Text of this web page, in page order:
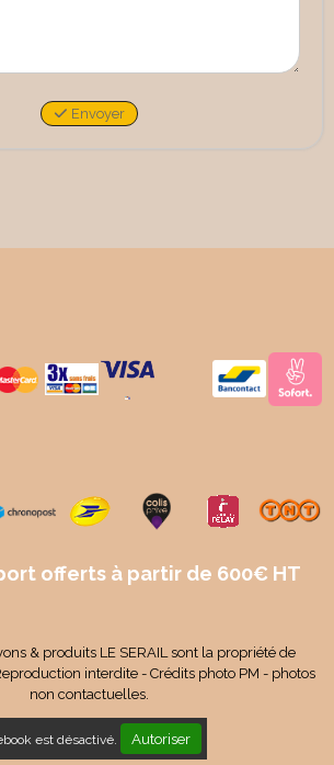
Envoyer
offerts à partir de 600€ HT
& produits LE SERAIL sont la propriété de
interdite - Crédits photo PM - photos
non contactuelles.
est désactivé. Autoriser